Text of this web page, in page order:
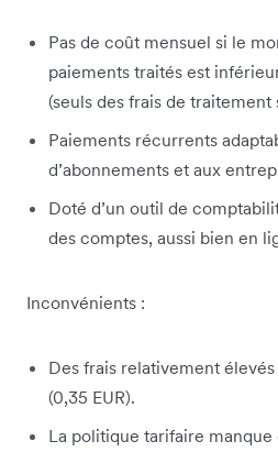
Pas de coût mensuel si le
paiements traités est
(seuls des frais de traitement
Paiements récurrents
d’abonnements et aux
Doté d’un outil de
des comptes, aussi bien en
Inconvénients :
Des frais relativement
(0,35 EUR).
La politique tarifaire